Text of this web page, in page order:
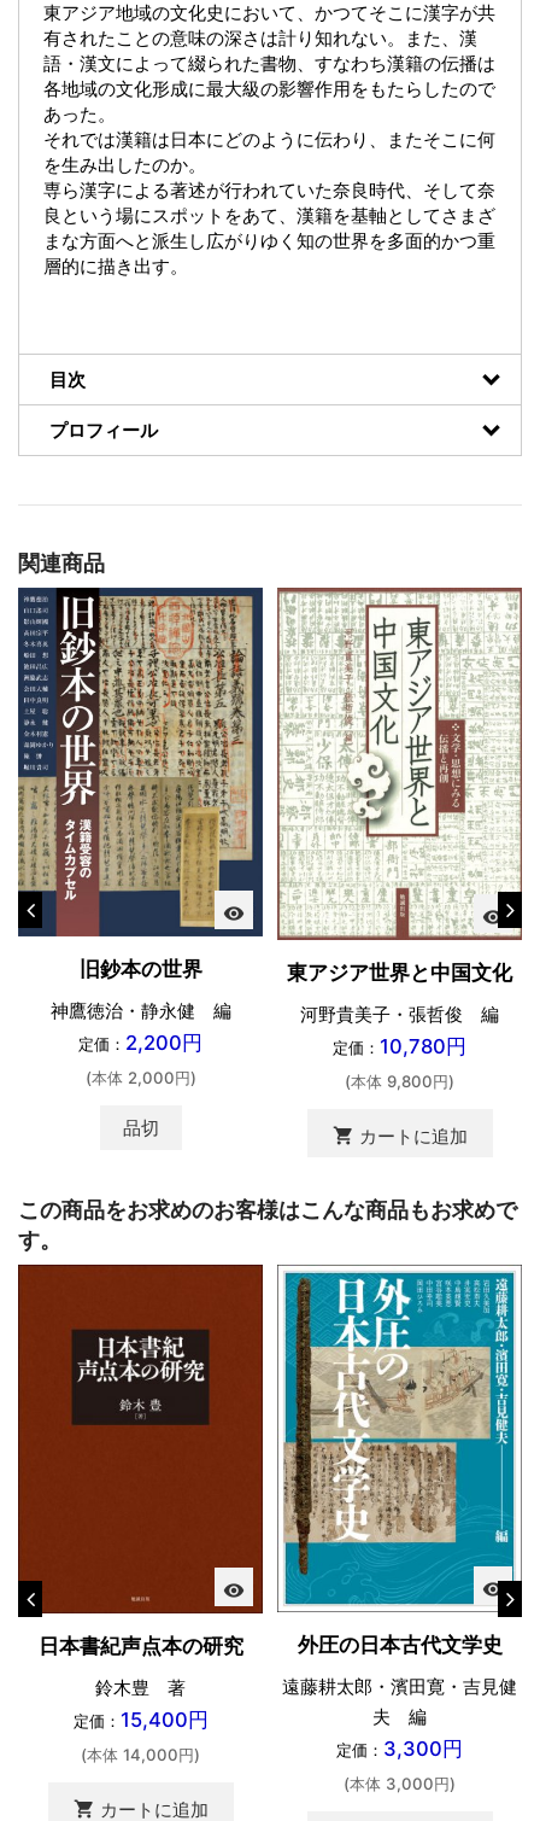
東アジア地域の文化史において、かつてそこに漢字が共
有されたことの意味の深さは計り知れない。また、漢
語・漢文によって綴られた書物、すなわち漢籍の伝播は
各地域の文化形成に最大級の影響作用をもたらしたので
あった。
それでは漢籍は日本にどのように伝わり、またそこに何
を生み出したのか。
専ら漢字による著述が行われていた奈良時代、そして奈
良という場にスポットをあて、漢籍を基軸としてさまざ
まな方面へと派生し広がりゆく知の世界を多面的かつ重
層的に描き出す。
目次
プロフィール
関連商品
visibility
旧鈔本の世界
神鷹徳治・静永健 編
定価： 2,200円
(本体 2,000円)
品切
visibility
東アジア世界と中国文化
河野貴美子・張哲俊 編
定価： 10,780円
(本体 9,800円)
shopping_cart カートに追加
この商品をお求めのお客様はこんな商品もお求めで
す。
visibility
日本書紀声点本の研究
鈴木豊 著
定価： 15,400円
(本体 14,000円)
shopping_cart カートに追加
visibility
外圧の日本古代文学史
遠藤耕太郎・濱田寛・吉見健
夫 編
定価： 3,300円
(本体 3,000円)